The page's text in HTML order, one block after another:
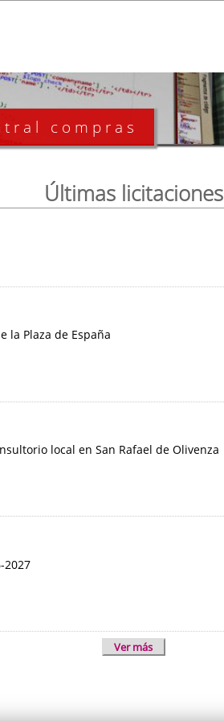
compras
Últimas licitaciones
la Plaza de España
local en San Rafael de Olivenza
2027
Ver más